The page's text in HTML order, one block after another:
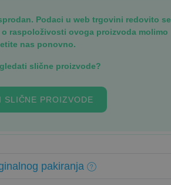
Podaci u web trgovini redovito se
raspoloživosti ovoga proizvoda molimo
nas ponovno.
slične proizvode?
SLIČNE PROIZVODE
pakiranja